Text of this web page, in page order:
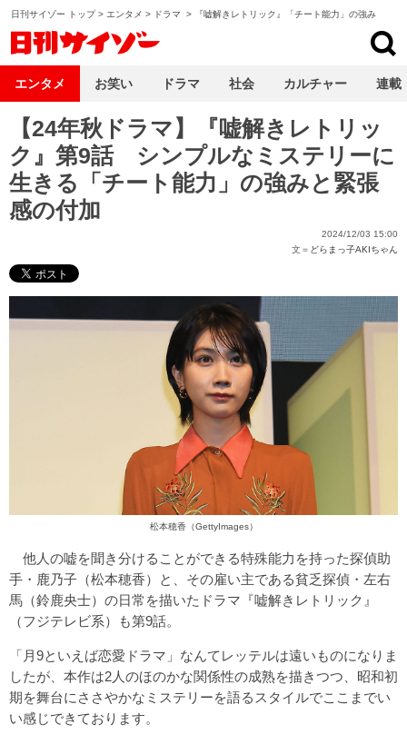
日刊サイゾー トップ> エンタメ > ドラマ > 『嘘解きレトリック』「チート能力」の強み
【24年秋ドラマ】『嘘解きレトリッ
ク』第9話 シンプルなミステリーに
生きる「チート能力」の強みと緊張
感の付加
2024/12/03 15:00
文＝ どらまっ子AKIちゃん
松本穂香（GettyImages）
他人の嘘を聞き分けることができる特殊能力を持った探偵助
手・鹿乃子（松本穂香）と、その雇い主である貧乏探偵・左右
馬（鈴鹿央士）の日常を描いたドラマ『嘘解きレトリック』
（フジテレビ系）も第9話。
「月9といえば恋愛ドラマ」なんてレッテルは遠いものになりま
したが、本作は2人のほのかな関係性の成熟を描きつつ、昭和初
期を舞台にささやかなミステリーを語るスタイルでここまでい
い感じできております。
エンタメ お笑い ドラマ 社会 カルチャー 連載